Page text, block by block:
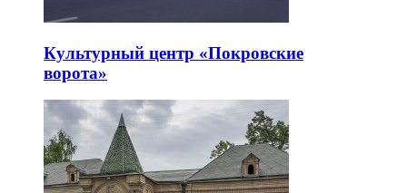
Культурный центр «Покровские
ворота»